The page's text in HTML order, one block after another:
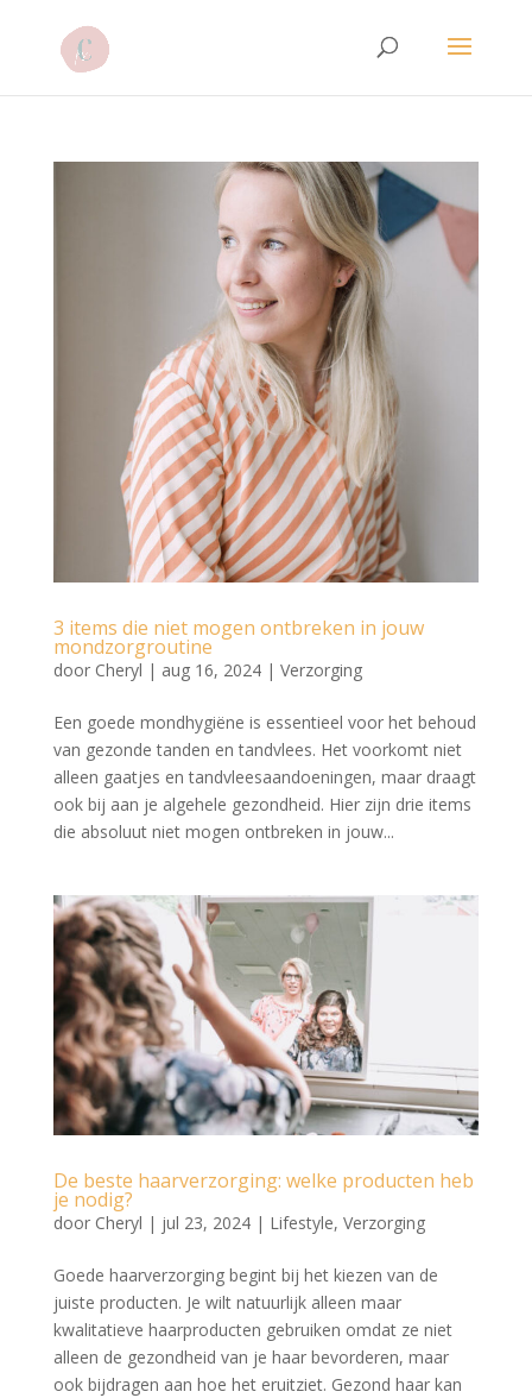
3 items die niet mogen ontbreken in jouw
mondzorgroutine
door Cheryl | aug 16, 2024| Verzorging
Een goede mondhygiëne is essentieel voor het behoud
van gezonde tanden en tandvlees. Het voorkomt niet
alleen gaatjes en tandvleesaandoeningen, maar draagt
ook bij aan je algehele gezondheid. Hier zijn drie items
die absoluut niet mogen ontbreken in jouw...
De beste haarverzorging: welke producten heb
je nodig?
door Cheryl | jul 23, 2024| Lifestyle, Verzorging
Goede haarverzorging begint bij het kiezen van de
juiste producten. Je wilt natuurlijk alleen maar
kwalitatieve haarproducten gebruiken omdat ze niet
alleen de gezondheid van je haar bevorderen, maar
ook bijdragen aan hoe het eruitziet. Gezond haar kan